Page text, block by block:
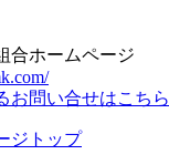
合ホームページ
お問い合せはこちら